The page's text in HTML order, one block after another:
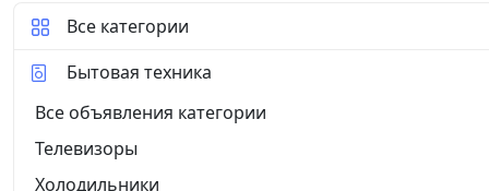
Все категории
Бытовая техника
Все объявления категории
Телевизоры
Холодильники